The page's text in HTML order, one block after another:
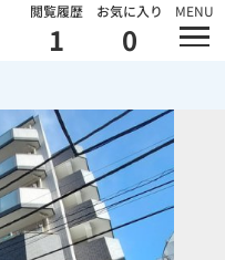
閲覧履歴
1
お気に入り
0
MENU